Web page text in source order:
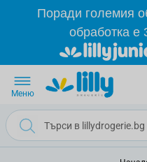
Прескачане към
Поради големия
обработка е
Меню